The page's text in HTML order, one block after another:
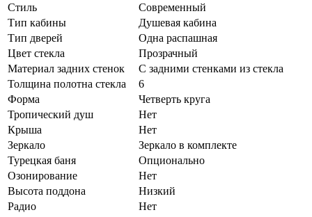
Стиль
Современный
Тип кабины
Душевая кабина
Тип дверей
Одна распашная
Цвет стекла
Прозрачный
Материал задних стенок
С задними стенками из стекла
Толщина полотна стекла
6
Форма
Четверть круга
Тропический душ
Нет
Крыша
Нет
Зеркало
Зеркало в комплекте
Турецкая баня
Опционально
Озонирование
Нет
Высота поддона
Низкий
Радио
Нет